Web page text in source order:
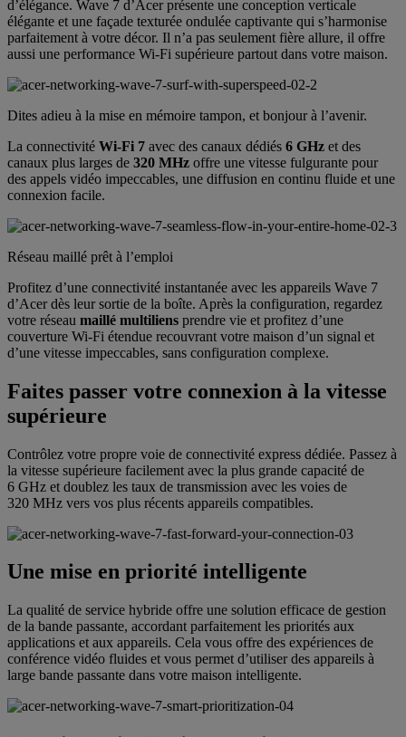
d’élégance. Wave 7 d’Acer présente une conception verticale
élégante et une façade texturée ondulée captivante qui s’harmonise
parfaitement à votre décor. Il n’a pas seulement fière allure, il offre
aussi une performance Wi-Fi supérieure partout dans votre maison.
Dites adieu à la mise en mémoire tampon, et bonjour à l’avenir.
La connectivité Wi-Fi 7 avec des canaux dédiés 6 GHz et des
canaux plus larges de 320 MHz offre une vitesse fulgurante pour
des appels vidéo impeccables, une diffusion en continu fluide et une
connexion facile.
Réseau maillé prêt à l’emploi
Profitez d’une connectivité instantanée avec les appareils Wave 7
d’Acer dès leur sortie de la boîte. Après la configuration, regardez
votre réseau maillé multiliens prendre vie et profitez d’une
couverture Wi-Fi étendue recouvrant votre maison d’un signal et
d’une vitesse impeccables, sans configuration complexe.
Faites passer votre connexion à la vitesse
supérieure
Contrôlez votre propre voie de connectivité express dédiée. Passez à
la vitesse supérieure facilement avec la plus grande capacité de
6 GHz et doublez les taux de transmission avec les voies de
320 MHz vers vos plus récents appareils compatibles.
Une mise en priorité intelligente
La qualité de service hybride offre une solution efficace de gestion
de la bande passante, accordant parfaitement les priorités aux
applications et aux appareils. Cela vous offre des expériences de
conférence vidéo fluides et vous permet d’utiliser des appareils à
large bande passante dans votre maison intelligente.